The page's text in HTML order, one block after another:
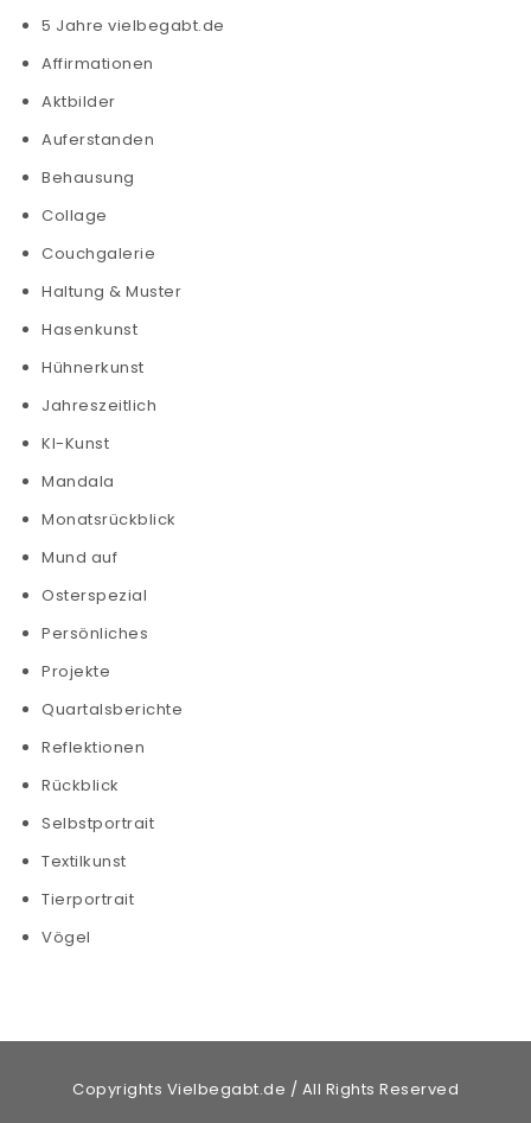
5 Jahre vielbegabt.de
Affirmationen
Aktbilder
Auferstanden
Behausung
Collage
Couchgalerie
Haltung & Muster
Hasenkunst
Hühnerkunst
Jahreszeitlich
KI-Kunst
Mandala
Monatsrückblick
Mund auf
Osterspezial
Persönliches
Projekte
Quartalsberichte
Reflektionen
Rückblick
Selbstportrait
Textilkunst
Tierportrait
Vögel
Copyrights Vielbegabt.de / All Rights Reserved